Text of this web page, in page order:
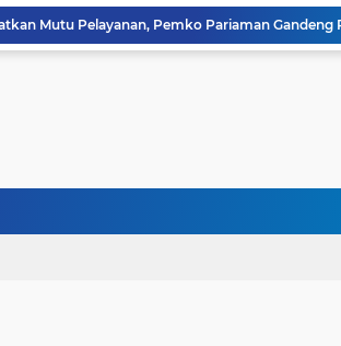
serbi: Tokoh Publik, Citra Publik